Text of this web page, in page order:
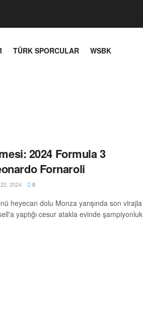
TÜRK SPORCULAR WSBK
2024 Formula 3
Fornaroli
2024 0
heyecan dolu Monza yarışında son virajla
yaptığı cesur atakla evinde şampiyonluk